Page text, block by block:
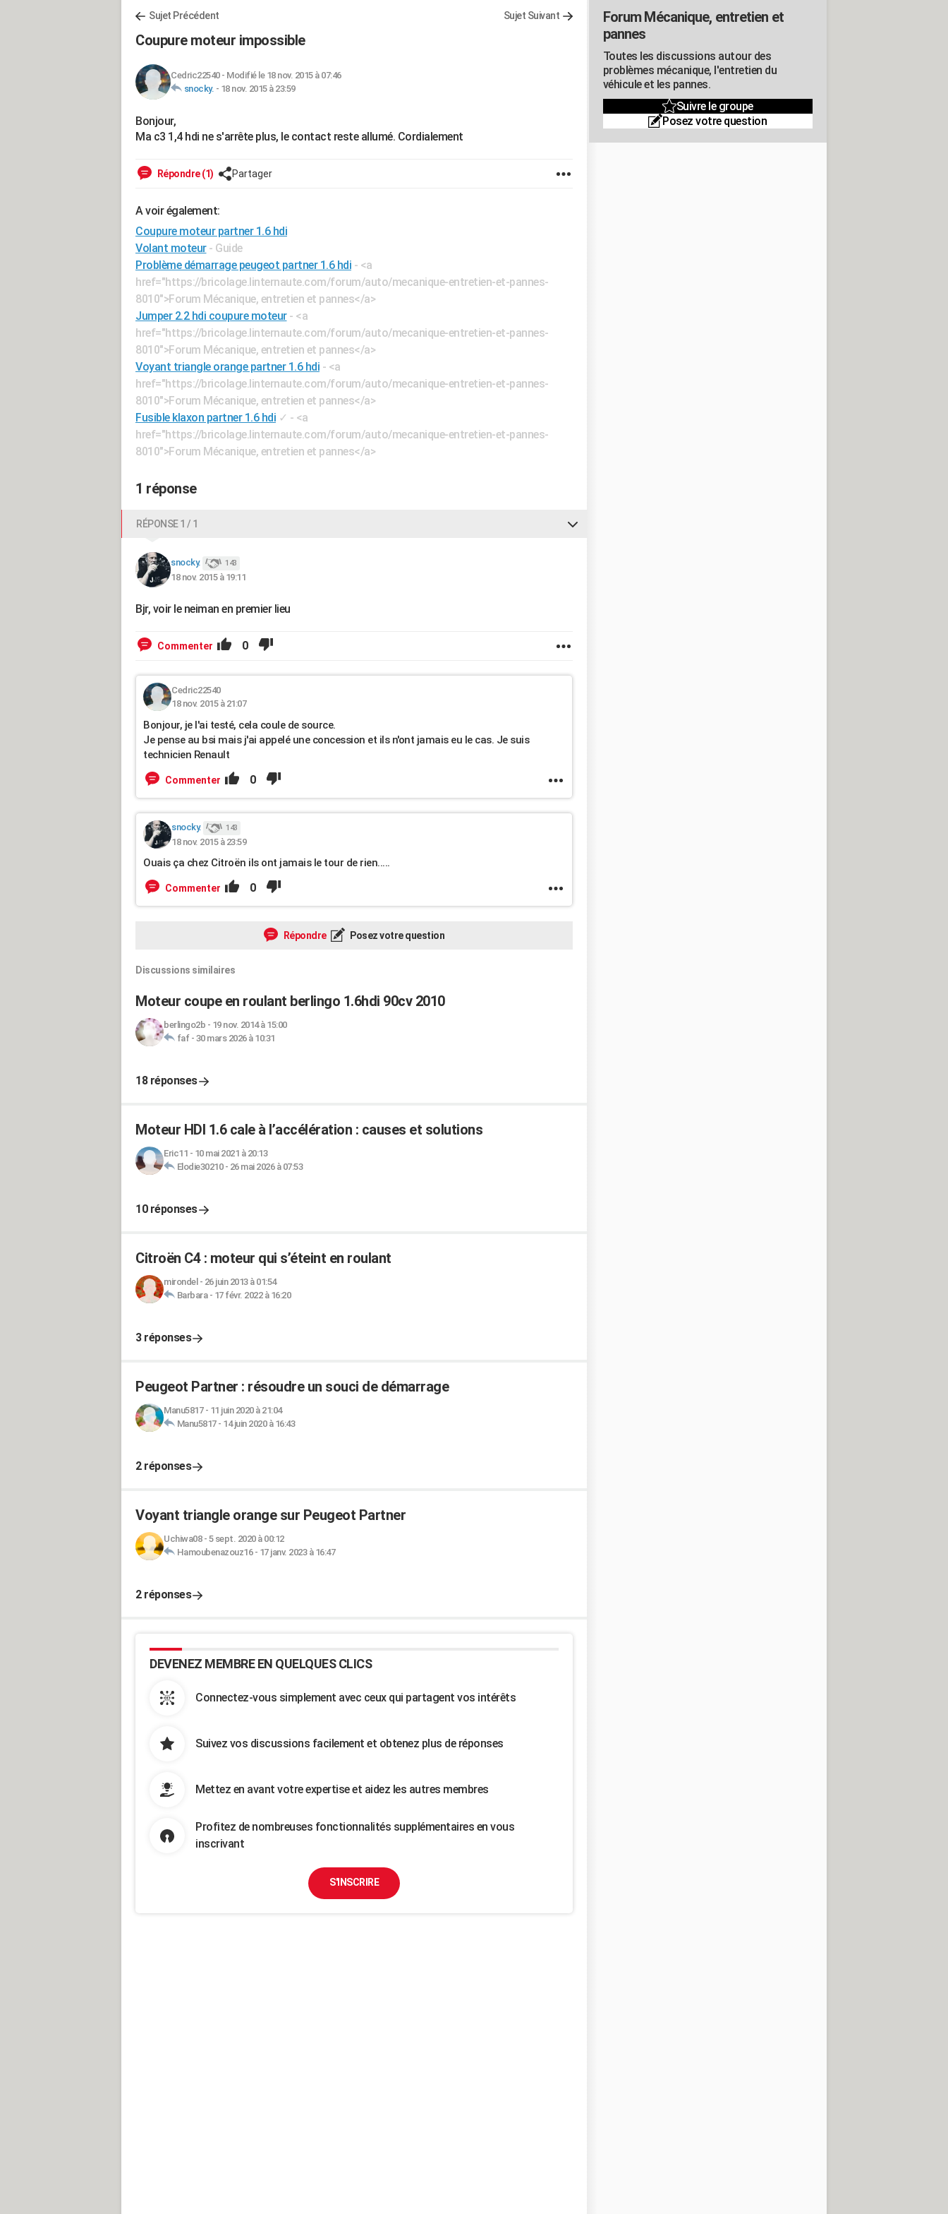
Sujet Précédent Sujet Suivant
Coupure moteur impossible
Cedric22540- Modifié le 18 nov. 2015 à 07:46
snocky. - 18 nov. 2015 à 23:59
Bonjour,
Ma c3 1,4 hdi ne s'arrête plus, le contact reste allumé. Cordialement
Répondre (1) Partager
A voir également:
Coupure moteur partner 1.6 hdi
Volant moteur - Guide
Problème démarrage peugeot partner 1.6 hdi - <a
href="https://bricolage.linternaute.com/forum/auto/mecanique-entretien-et-pannes-
8010">Forum Mécanique, entretien et pannes</a>
Jumper 2.2 hdi coupure moteur - <a
href="https://bricolage.linternaute.com/forum/auto/mecanique-entretien-et-pannes-
8010">Forum Mécanique, entretien et pannes</a>
Voyant triangle orange partner 1.6 hdi - <a
href="https://bricolage.linternaute.com/forum/auto/mecanique-entretien-et-pannes-
8010">Forum Mécanique, entretien et pannes</a>
Fusible klaxon partner 1.6 hdi ✓ - <a
href="https://bricolage.linternaute.com/forum/auto/mecanique-entretien-et-pannes-
8010">Forum Mécanique, entretien et pannes</a>
1 réponse
RÉPONSE 1 / 1
snocky. 143
18 nov. 2015 à 19:11
Bjr, voir le neiman en premier lieu
Commenter 0
Cedric22540
18 nov. 2015 à 21:07
Bonjour, je l'ai testé, cela coule de source.
Je pense au bsi mais j'ai appelé une concession et ils n'ont jamais eu le cas. Je suis
technicien Renault
Commenter 0
snocky. 143
18 nov. 2015 à 23:59
Ouais ça chez Citroën ils ont jamais le tour de rien.....
Commenter 0
Répondre Posez votre question
Discussions similaires
Moteur coupe en roulant berlingo 1.6hdi 90cv 2010
berlingo2b - 19 nov. 2014 à 15:00
faf- 30 mars 2026 à 10:31
18 réponses
Moteur HDI 1.6 cale à l’accélération : causes et solutions
Eric11 - 10 mai 2021 à 20:13
Elodie30210- 26 mai 2026 à 07:53
10 réponses
Citroën C4 : moteur qui s’éteint en roulant
mirondel - 26 juin 2013 à 01:54
Barbara- 17 févr. 2022 à 16:20
3 réponses
Peugeot Partner : résoudre un souci de démarrage
Manu5817- 11 juin 2020 à 21:04
Manu5817- 14 juin 2020 à 16:43
2 réponses
Voyant triangle orange sur Peugeot Partner
Uchiwa08- 5 sept. 2020 à 00:12
Hamoubenazouz16- 17 janv. 2023 à 16:47
2 réponses
DEVENEZ MEMBRE EN QUELQUES CLICS
Connectez-vous simplement avec ceux qui partagent vos intérêts
Suivez vos discussions facilement et obtenez plus de réponses
Mettez en avant votre expertise et aidez les autres membres
Profitez de nombreuses fonctionnalités supplémentaires en vous
inscrivant
S'INSCRIRE
Forum Mécanique, entretien et
pannes
Toutes les discussions autour des
problèmes mécanique, l'entretien du
véhicule et les pannes.
Suivre le groupe
Posez votre question